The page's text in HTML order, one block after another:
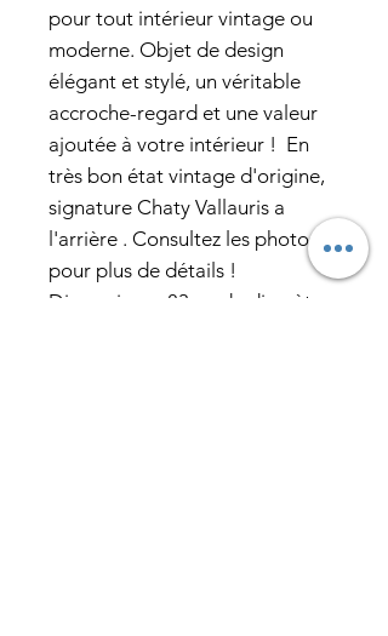
pour tout intérieur vintage ou
moderne. Objet de design
élégant et stylé, un véritable
accroche-regard et une valeur
ajoutée à votre intérieur ! En
très bon état vintage d'origine,
signature Chaty Vallauris a
l'arrière . Consultez les photos
pour plus de détails !
Dimensions : 83cm de diamètre,